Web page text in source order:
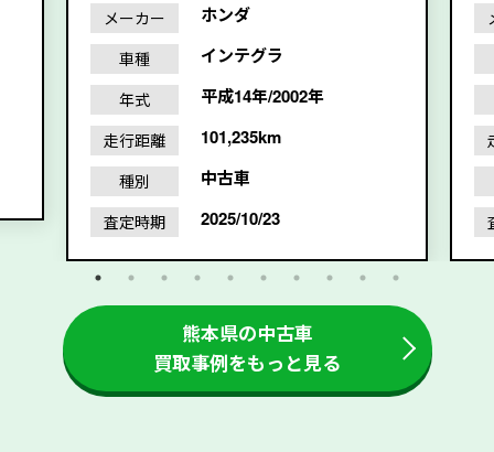
メーカー ホンダ
車種 インテグラ
年式 平成14年/2002年
走行距離 101,235km
種別 中古車
査定時期 2025/10/23
熊本県の中古車
買取事例をもっと見る